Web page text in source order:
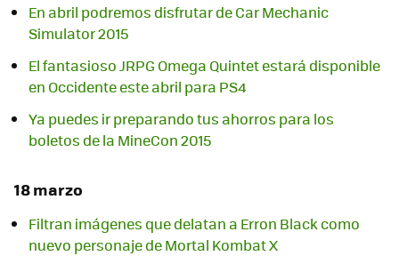
En abril podremos disfrutar de Car Mechanic
Simulator 2015
El fantasioso JRPG Omega Quintet estará disponible
en Occidente este abril para PS4
Ya puedes ir preparando tus ahorros para los
18 marzo
Filtran imágenes que delatan a Erron Black como
nuevo personaje de Mortal Kombat X